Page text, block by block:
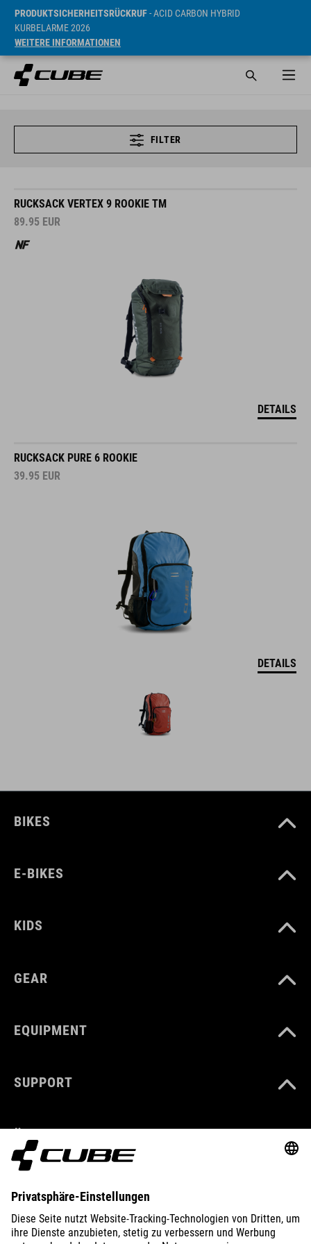
PRODUKTSICHERHEITSRÜCKRUF- ACID CARBON HYBRID
KURBELARME 2026
WEITERE INFORMATIONEN
FILTER
RUCKSACK VERTEX 9 ROOKIE TM
89.95 EUR
DETAILS
RUCKSACK PURE 6 ROOKIE
39.95 EUR
DETAILS
BIKES
E-BIKES
KIDS
GEAR
EQUIPMENT
SUPPORT
ENTDECKEN